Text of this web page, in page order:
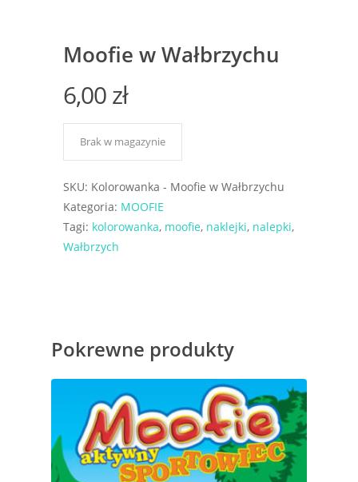
Moofie w Wałbrzychu
6,00zł
Brak w magazynie
SKU: Kolorowanka - Moofie w Wałbrzychu
Kategoria: MOOFIE
Tagi: kolorowanka, moofie, naklejki, nalepki,
Wałbrzych
Pokrewne produkty